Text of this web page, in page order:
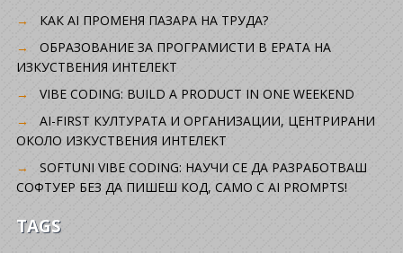
КАК AI ПРОМЕНЯ ПАЗАРА НА ТРУДА?
ОБРАЗОВАНИЕ ЗА ПРОГРАМИСТИ В ЕРАТА НА
ИЗКУСТВЕНИЯ ИНТЕЛЕКТ
VIBE CODING: BUILD A PRODUCT IN ONE WEEKEND
AI-FIRST КУЛТУРАТА И ОРГАНИЗАЦИИ, ЦЕНТРИРАНИ
ОКОЛО ИЗКУСТВЕНИЯ ИНТЕЛЕКТ
SOFTUNI VIBE CODING: НАУЧИ СЕ ДА РАЗРАБОТВАШ
СОФТУЕР БЕЗ ДА ПИШЕШ КОД, САМО С AI PROMPTS!
TAGS